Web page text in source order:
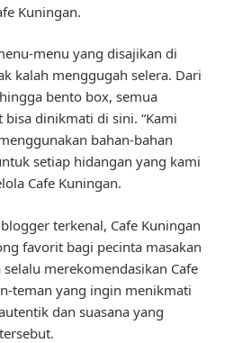
Kuningan.
menu yang disajikan di
kalah menggugah selera. Dari
bento box, semua
bisa dinikmati di sini. “Kami
bahan-bahan
setiap hidangan yang kami
Cafe Kuningan.
terkenal, Cafe Kuningan
favorit bagi pecinta masakan
selalu merekomendasikan Cafe
teman yang ingin menikmati
dan suasana yang